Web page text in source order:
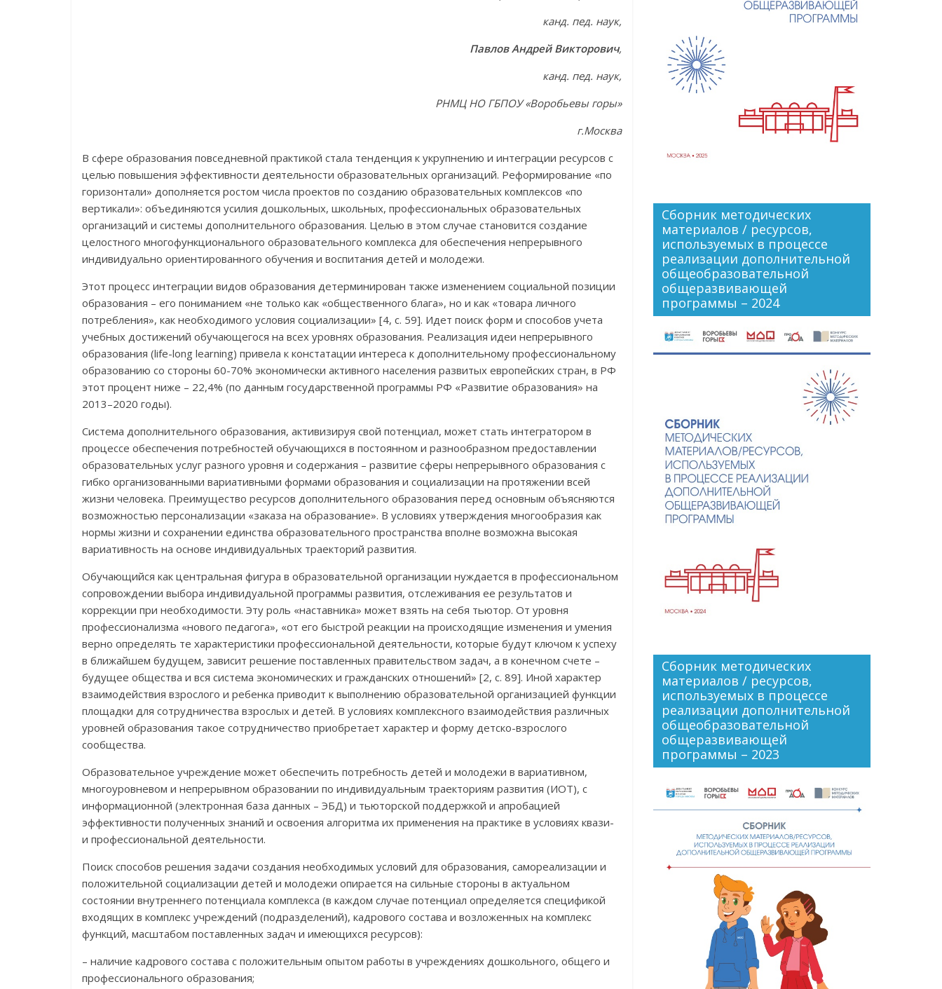
канд. пед. наук,
Павлов Андрей Викторович,
канд. пед. наук,
РНМЦ НО ГБПОУ «Воробьевы горы»
г.Москва
В сфере образования повседневной практикой стала тенденция к укрупнению и интеграции ресурсов с
целью повышения эффективности деятельности образовательных организаций. Реформирование «по
горизонтали» дополняется ростом числа проектов по созданию образовательных комплексов «по
вертикали»: объединяются усилия дошкольных, школьных, профессиональных образовательных
организаций и системы дополнительного образования. Целью в этом случае становится создание
целостного многофункционального образовательного комплекса для обеспечения непрерывного
индивидуально ориентированного обучения и воспитания детей и молодежи.
Этот процесс интеграции видов образования детерминирован также изменением социальной позиции
образования – его пониманием «не только как «общественного блага», но и как «товара личного
потребления», как необходимого условия социализации» [4, с. 59]. Идет поиск форм и способов учета
учебных достижений обучающегося на всех уровнях образования. Реализация идеи непрерывного
образования (life-long learning) привела к констатации интереса к дополнительному профессиональному
образованию со стороны 60-70% экономически активного населения развитых европейских стран, в РФ
этот процент ниже – 22,4% (по данным государственной программы РФ «Развитие образования» на
2013–2020 годы).
Система дополнительного образования, активизируя свой потенциал, может стать интегратором в
процессе обеспечения потребностей обучающихся в постоянном и разнообразном предоставлении
образовательных услуг разного уровня и содержания – развитие сферы непрерывного образования с
гибко организованными вариативными формами образования и социализации на протяжении всей
жизни человека. Преимущество ресурсов дополнительного образования перед основным объясняются
возможностью персонализации «заказа на образование». В условиях утверждения многообразия как
нормы жизни и сохранении единства образовательного пространства вполне возможна высокая
вариативность на основе индивидуальных траекторий развития.
Обучающийся как центральная фигура в образовательной организации нуждается в профессиональном
сопровождении выбора индивидуальной программы развития, отслеживания ее результатов и
коррекции при необходимости. Эту роль «наставника» может взять на себя тьютор. От уровня
профессионализма «нового педагога», «от его быстрой реакции на происходящие изменения и умения
верно определять те характеристики профессиональной деятельности, которые будут ключом к успеху
в ближайшем будущем, зависит решение поставленных правительством задач, а в конечном счете –
будущее общества и вся система экономических и гражданских отношений» [2, с. 89]. Иной характер
взаимодействия взрослого и ребенка приводит к выполнению образовательной организацией функции
площадки для сотрудничества взрослых и детей. В условиях комплексного взаимодействия различных
уровней образования такое сотрудничество приобретает характер и форму детско-взрослого
сообщества.
Образовательное учреждение может обеспечить потребность детей и молодежи в вариативном,
многоуровневом и непрерывном образовании по индивидуальным траекториям развития (ИОТ), с
информационной (электронная база данных – ЭБД) и тьюторской поддержкой и апробацией
эффективности полученных знаний и освоения алгоритма их применения на практике в условиях квази-
и профессиональной деятельности.
Поиск способов решения задачи создания необходимых условий для образования, самореализации и
положительной социализации детей и молодежи опирается на сильные стороны в актуальном
состоянии внутреннего потенциала комплекса (в каждом случае потенциал определяется спецификой
входящих в комплекс учреждений (подразделений), кадрового состава и возложенных на комплекс
функций, масштабом поставленных задач и имеющихся ресурсов):
– наличие кадрового состава с положительным опытом работы в учреждениях дошкольного, общего и
профессионального образования;
Сборник методических
материалов / ресурсов,
используемых в процессе
реализации дополнительной
общеобразовательной
общеразвивающей
программы – 2024
Сборник методических
материалов / ресурсов,
используемых в процессе
реализации дополнительной
общеобразовательной
общеразвивающей
программы – 2023